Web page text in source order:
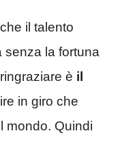
il talento
senza la fortuna
è il
in giro che
mondo. Quindi